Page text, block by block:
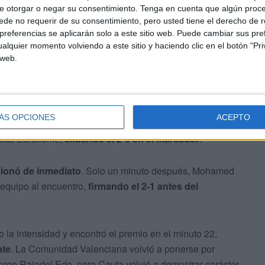
otorgar o negar su consentimiento. Tenga en cuenta que algún
no requerir de su consentimiento, pero usted tiene el derecho de
se aplicarán solo a este sitio web. Puede cambiar sus
momento volviendo a este sitio y haciendo clic en el botón
OPCIONES ACEPTO
porRafael García Moya, con Francisco Javier
en el Campeonato de España con un
caballa, ya que la Comunidad Valenciana se
Ignacio Soriano Meliá. El conjunto valenciano volvió a
Bartolome,situando el 2-0 en el marcador.
de inmediato. Solo un minuto después, Mohamed
al encuentro, firmando el 2-1 antes del
intensidad y encontró el premio en el minuto 22,
. La Comunidad Valenciana volvió a ponerse por